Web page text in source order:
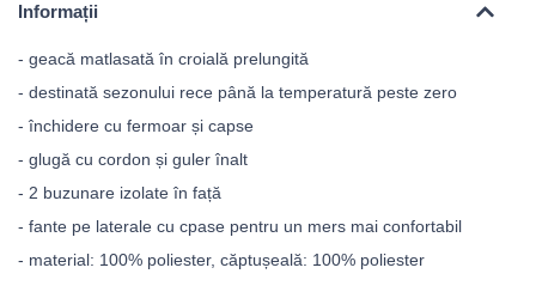
Informații
- geacă matlasată în croială prelungită
- destinată sezonului rece până la temperatură peste zero
- închidere cu fermoar și capse
- glugă cu cordon și guler înalt
- 2 buzunare izolate în față
- fante pe laterale cu cpase pentru un mers mai confortabil
- material: 100% poliester, căptușeală: 100% poliester